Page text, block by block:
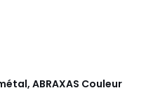
ABRAXAS Couleur